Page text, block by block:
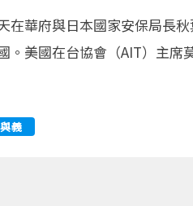
在華府與日本國家安保局長
。美國在台協會（AIT）主
義